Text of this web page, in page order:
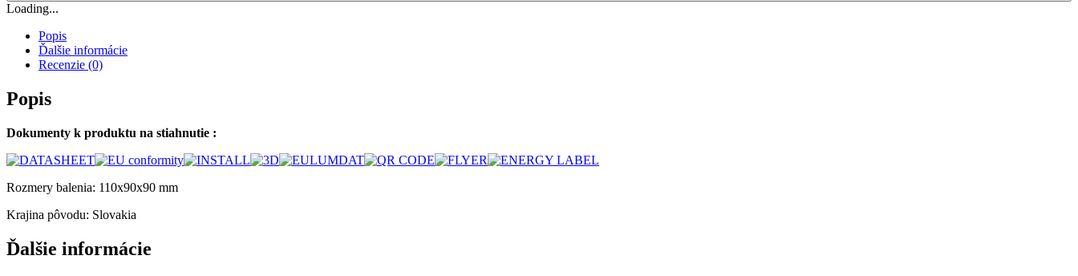
Loading...
Popis
Ďalšie informácie
Recenzie (0)
Popis
Dokumenty k produktu na stiahnutie :
Rozmery balenia: 110x90x90 mm
Krajina pôvodu: Slovakia
Ďalšie informácie